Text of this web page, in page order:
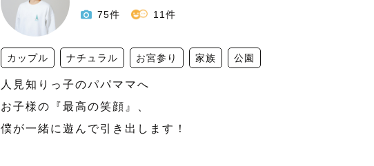
75件 11件
カップル ナチュラル お宮参り 家族 公園
人見知りっ子のパパママへ
お子様の『最高の笑顔』、
僕が一緒に遊んで引き出します！